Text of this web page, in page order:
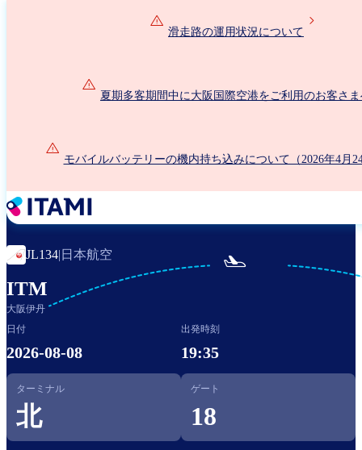
滑走路の運用状況について
夏期多客期間中に大阪国際空港をご利用のお客さ
モバイルバッテリーの機内持ち込みについて（2026年4月
JL134| 日本航空
ITM
大阪伊丹

日付
2026-08-08
出発時刻
19:35
ターミナル
北
ゲート
18